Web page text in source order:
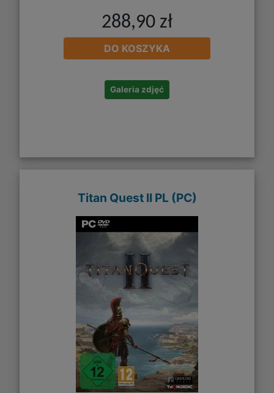
288,90 zł
DO KOSZYKA
Galeria zdjęć
Titan Quest II PL (PC)